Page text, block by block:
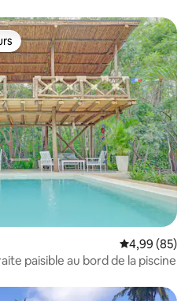
les plus appréciés
Évaluation
4,99 (85)
paisible au bord de la piscine